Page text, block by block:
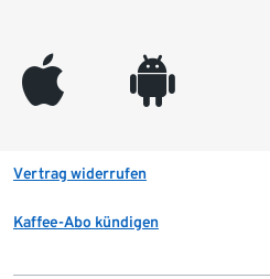
appleinc android
Vertrag widerrufen
Kaffee-Abo kündigen